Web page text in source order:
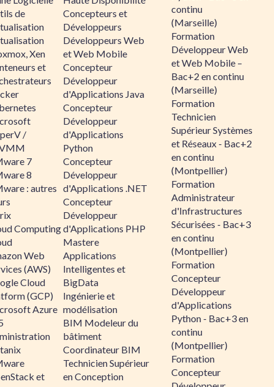
de
Xen
et
/
7
8
: autres
Computing
Web
(AWS)
Cloud
(GCP)
Azure
et
Concepteurs et
Développeurs
Développeurs Web
et Web Mobile
Concepteur
Développeur
d'Applications Java
Concepteur
Développeur
d'Applications
Python
Concepteur
Développeur
d'Applications .NET
Concepteur
Développeur
d'Applications PHP
Mastere
Applications
Intelligentes et
BigData
Ingénierie et
modélisation
BIM Modeleur du
bâtiment
Coordinateur BIM
Technicien Supérieur
en Conception
continu
(Marseille)
Formation
Développeur Web
et Web Mobile –
Bac+2 en continu
(Marseille)
Formation
Technicien
Supérieur Systèmes
et Réseaux - Bac+2
en continu
(Montpellier)
Formation
Administrateur
d'Infrastructures
Sécurisées - Bac+3
en continu
(Montpellier)
Formation
Concepteur
Développeur
d'Applications
Python - Bac+3 en
continu
(Montpellier)
Formation
Concepteur